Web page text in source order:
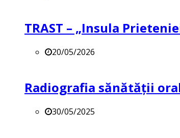
TRAST – „Insula
20/05/2026
Radiografia sănătății
30/05/2025